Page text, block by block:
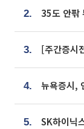
2.
3.
4.
5.